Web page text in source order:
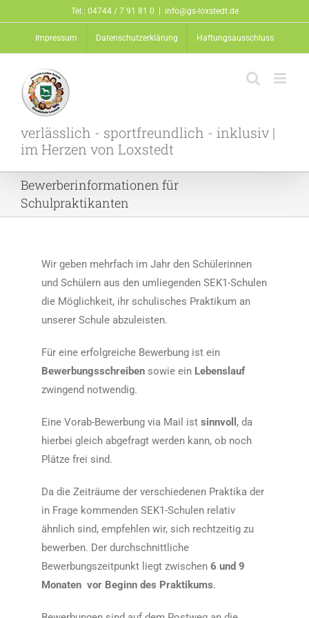
Inhalt
Tel.: 04744 / 7 91 81 0 info@gs-loxstedt.de
Impressum Datenschutzerklärung Haftungsausschluss
verlässlich - sportfreundlich - inklusiv |
im Herzen von Loxstedt
Bewerberinformationen für
Schulpraktikanten
Wir geben mehrfach im Jahr den Schülerinnen
und Schülern aus den umliegenden SEK1-Schulen
die Möglichkeit, ihr schulisches Praktikum an
unserer Schule abzuleisten.
Für eine erfolgreiche Bewerbung ist ein
Bewerbungsschreiben sowie ein Lebenslauf
zwingend notwendig.
Eine Vorab-Bewerbung via Mail ist sinnvoll , da
hierbei gleich abgefragt werden kann, ob noch
Plätze frei sind.
Da die Zeiträume der verschiedenen Praktika der
in Frage kommenden SEK1-Schulen relativ
ähnlich sind, empfehlen wir, sich rechtzeitig zu
bewerben. Der durchschnittliche
Bewerbungszeitpunkt liegt zwischen 6 und 9
Monaten vor Beginn des Praktikums.